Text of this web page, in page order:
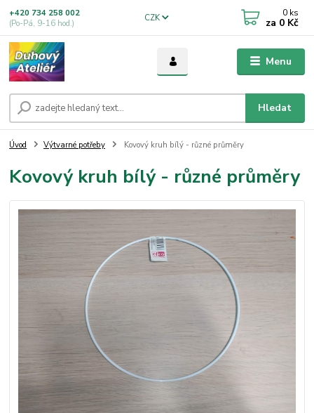
Menu
CZK
Hledat
+420 734 258 002
(Po-Pá, 9-16 hod.)
0 ks
za 0 Kč
Úvod Výtvarné potřeby Kovový kruh bílý - různé průměry
Kovový kruh bílý - různé průměry